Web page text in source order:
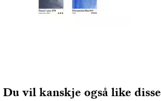
Du vil kanskje også like disse